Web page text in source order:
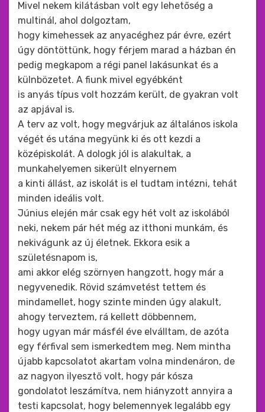
Mivel nekem kilátásban volt egy lehetőség a
multinál, ahol dolgoztam,
hogy kimehessek az anyacéghez pár évre, ezért
úgy döntöttünk, hogy férjem marad a házban én
pedig megkapom a régi panel lakásunkat és a
külnbözetet. A fiunk mivel egyébként
is anyás típus volt hozzám került, de gyakran volt
az apjával is.
A terv az volt, hogy megvárjuk az általános iskola
végét és utána megyünk ki és ott kezdi a
középiskolát. A dologk jól is alakultak, a
munkahelyemen sikerült elnyernem
a kinti állást, az iskolát is el tudtam intézni, tehát
minden ideális volt.
Június elején már csak egy hét volt az iskolából
neki, nekem pár hét még az itthoni munkám, és
nekivágunk az új életnek. Ekkora esik a
születésnapom is,
ami akkor elég szörnyen hangzott, hogy már a
negyvenedik. Rövid számvetést tettem és
mindamellet, hogy szinte minden úgy alakult,
ahogy terveztem, rá kellett döbbennem,
hogy ugyan már másfél éve elválltam, de azóta
egy férfival sem ismerkedtem meg. Nem mintha
újabb kapcsolatot akartam volna mindenáron, de
az nagyon ilyesztő volt, hogy pár kósza
gondolatot leszámítva, nem hiányzott annyira a
testi kapcsolat, hogy belemennyek legalább egy